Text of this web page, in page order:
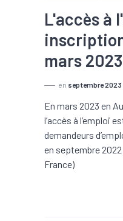
L'accès à
mars 2023
en septembre 2023
En mars 2023 en
l’accès à l’emploi
demandeurs
en septembre
France)